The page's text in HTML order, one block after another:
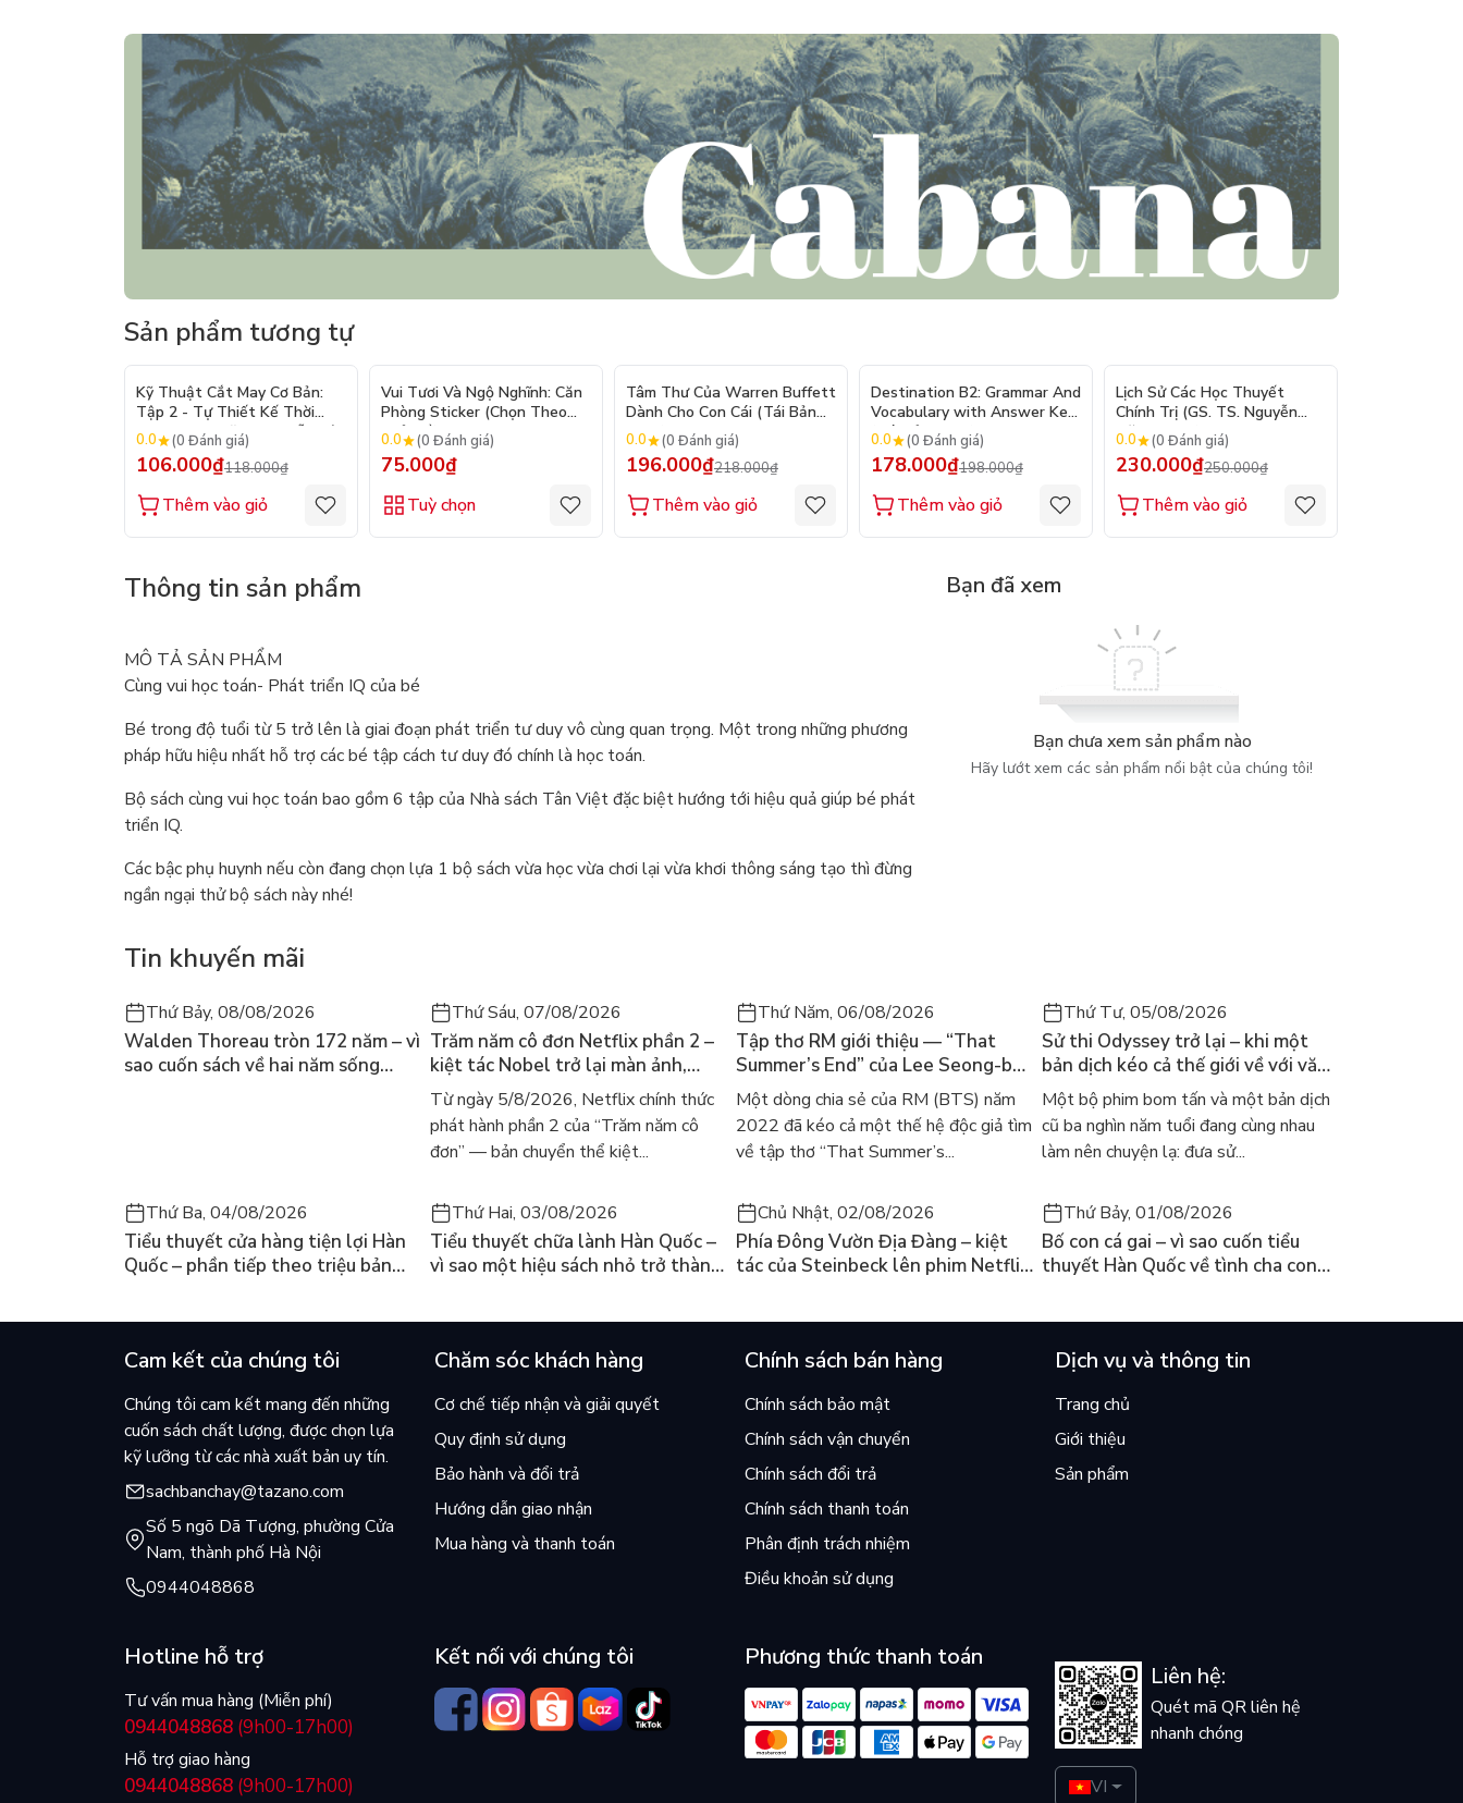
Sản phẩm tương tự
- 10%
Kỹ Thuật Cắt May Cơ Bản:
Tập 2 - Tự Thiết Kế Thời
Trang Nam Nữ - Tạo Mẫu Rập
- Kỹ Thuật Nhảy Size
0.0 (0 Đánh giá)
106.000₫118.000₫
Thêm vào giỏ
Vui Tươi Và Ngộ Nghĩnh: Căn
Phòng Sticker (Chọn Theo
Chủ Đề) - Hơn 250 Sticker
0.0 (0 Đánh giá)
75.000₫
Tuỳ chọn
- 10%
Tâm Thư Của Warren Buffett
Dành Cho Con Cái (Tái Bản
2026)
0.0 (0 Đánh giá)
196.000₫218.000₫
Thêm vào giỏ
- 10%
Destination B2: Grammar And
Vocabulary with Answer Key
(Tái Bản 2025)
0.0 (0 Đánh giá)
178.000₫198.000₫
Thêm vào giỏ
Lịch Sử Các Học Thuyết
Chính Trị (GS. TS. Nguyễn
Đăng Dung)
0.0 (0 Đánh giá)
230.000₫250.000₫
Thêm vào giỏ
Thông tin sản phẩm
MÔ TẢ SẢN PHẨM
Cùng vui học toán- Phát triển IQ của bé
Bé trong độ tuổi từ 5 trở lên là giai đoạn phát triển tư duy vô cùng quan trọng. Một trong những phương
pháp hữu hiệu nhất hỗ trợ các bé tập cách tư duy đó chính là học toán.
Bộ sách cùng vui học toán bao gồm 6 tập của Nhà sách Tân Việt đặc biệt hướng tới hiệu quả giúp bé phát
triển IQ.
Các bậc phụ huynh nếu còn đang chọn lựa 1 bộ sách vừa học vừa chơi lại vừa khơi thông sáng tạo thì đừng
ngần ngại thử bộ sách này nhé!
Bạn đã xem
Bạn chưa xem sản phẩm nào
Hãy lướt xem các sản phẩm nổi bật của chúng tôi!
Tin khuyến mãi
Thứ Bảy, 08/08/2026
Walden Thoreau tròn 172 năm – vì
sao cuốn sách về hai năm sống
Thứ Sáu, 07/08/2026
Trăm năm cô đơn Netflix phần 2 –
kiệt tác Nobel trở lại màn ảnh,
dòng người tìm đọc lại García
Márquez
Từ ngày 5/8/2026, Netflix chính thức
phát hành phần 2 của “Trăm năm cô
đơn” — bản chuyển thể kiệt...
Thứ Năm, 06/08/2026
Tập thơ RM giới thiệu — “That
Summer’s End” của Lee Seong-bok
ra mắt bản tiếng Anh sau 4 năm
gây sốt
Một dòng chia sẻ của RM (BTS) năm
2022 đã kéo cả một thế hệ độc giả tìm
về tập thơ “That Summer’s...
Thứ Tư, 05/08/2026
Sử thi Odyssey trở lại – khi một
bản dịch kéo cả thế giới về với văn
học kinh điển
Một bộ phim bom tấn và một bản dịch
cũ ba nghìn năm tuổi đang cùng nhau
làm nên chuyện lạ: đưa sử...
Thứ Ba, 04/08/2026
Tiểu thuyết cửa hàng tiện lợi Hàn
Quốc – phần tiếp theo triệu bản
Thứ Hai, 03/08/2026
Tiểu thuyết chữa lành Hàn Quốc –
vì sao một hiệu sách nhỏ trở thành
Chủ Nhật, 02/08/2026
Phía Đông Vườn Địa Đàng – kiệt
tác của Steinbeck lên phim Netflix
Thứ Bảy, 01/08/2026
Bố con cá gai – vì sao cuốn tiểu
thuyết Hàn Quốc về tình cha con
Cam kết của chúng tôi
Chúng tôi cam kết mang đến những
cuốn sách chất lượng, được chọn lựa
kỹ lưỡng từ các nhà xuất bản uy tín.
sachbanchay@tazano.com
Số 5 ngõ Dã Tượng, phường Cửa
Nam, thành phố Hà Nội
0944048868
Chăm sóc khách hàng
Cơ chế tiếp nhận và giải quyết
Quy định sử dụng
Bảo hành và đổi trả
Hướng dẫn giao nhận
Mua hàng và thanh toán
Chính sách bán hàng
Chính sách bảo mật
Chính sách vận chuyển
Chính sách đổi trả
Chính sách thanh toán
Phân định trách nhiệm
Điều khoản sử dụng
Dịch vụ và thông tin
Trang chủ
Giới thiệu
Sản phẩm
Hotline hỗ trợ
Tư vấn mua hàng (Miễn phí)
0944048868 (9h00-17h00)
Hỗ trợ giao hàng
0944048868 (9h00-17h00)
Kết nối với chúng tôi Phương thức thanh toán
Liên hệ:
Quét mã QR liên hệ
nhanh chóng
VI